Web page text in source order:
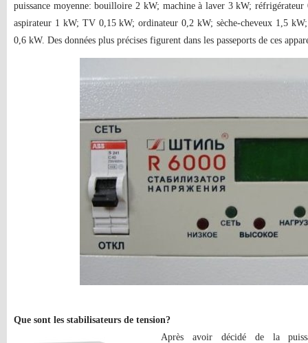
puissance moyenne: bouilloire 2 kW; machine à laver 3 kW;
aspirateur 1 kW; TV 0,15 kW; ordinateur 0,2 kW; sèche-cheveux 1,5
0,6 kW. Des données plus précises figurent dans les passeports de ces
Que sont les stabilisateurs de tension?
Après avoir décidé de la